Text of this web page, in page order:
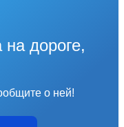
дороге,
о ней!